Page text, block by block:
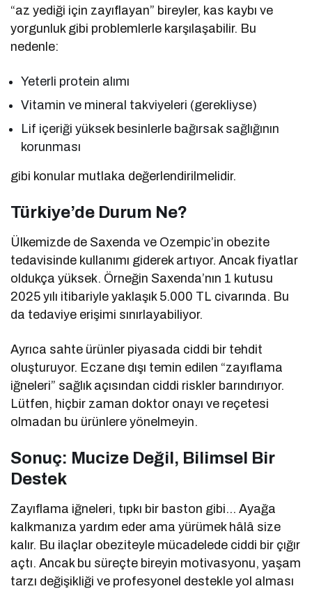
“az yediği için zayıflayan” bireyler, kas kaybı ve
yorgunluk gibi problemlerle karşılaşabilir. Bu
nedenle:
Yeterli protein alımı
Vitamin ve mineral takviyeleri (gerekliyse)
Lif içeriği yüksek besinlerle bağırsak sağlığının
korunması
gibi konular mutlaka değerlendirilmelidir.
Türkiye’de Durum Ne?
Ülkemizde de Saxenda ve Ozempic’in obezite
tedavisinde kullanımı giderek artıyor. Ancak fiyatlar
oldukça yüksek. Örneğin Saxenda’nın 1 kutusu
2025 yılı itibariyle yaklaşık 5.000 TL civarında. Bu
da tedaviye erişimi sınırlayabiliyor.
Ayrıca sahte ürünler piyasada ciddi bir tehdit
oluşturuyor. Eczane dışı temin edilen “zayıflama
iğneleri” sağlık açısından ciddi riskler barındırıyor.
Lütfen, hiçbir zaman doktor onayı ve reçetesi
olmadan bu ürünlere yönelmeyin.
Sonuç: Mucize Değil, Bilimsel Bir
Destek
Zayıflama iğneleri, tıpkı bir baston gibi… Ayağa
kalkmanıza yardım eder ama yürümek hâlâ size
kalır. Bu ilaçlar obeziteyle mücadelede ciddi bir çığır
açtı. Ancak bu süreçte bireyin motivasyonu, yaşam
tarzı değişikliği ve profesyonel destekle yol alması